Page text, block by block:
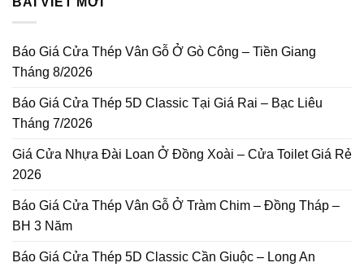
Báo Giá Cửa Thép Vân Gỗ Ở Gò Công – Tiền Giang
Tháng 8/2026
Báo Giá Cửa Thép 5D Classic Tại Giá Rai – Bạc Liêu
Tháng 7/2026
Giá Cửa Nhựa Đài Loan Ở Đồng Xoài – Cửa Toilet Giá Rẻ
2026
Báo Giá Cửa Thép Vân Gỗ Ở Tràm Chim – Đồng Tháp –
BH 3 Năm
Báo Giá Cửa Thép 5D Classic Cần Giuộc – Long An